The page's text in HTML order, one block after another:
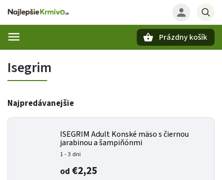
Prázdny košík
Isegrim
Najpredávanejšie
ISEGRIM Adult Konské mäso s čiernou
jarabinou a šampiňónmi
1 - 3 dni
od €2,25